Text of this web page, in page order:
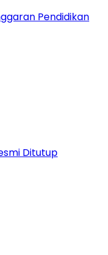
Pendidikan
Ditutup